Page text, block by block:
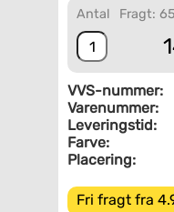
Antal Fragt:
VVS-nummer:
Varenummer:
Leveringstid:
Farve:
Placering:
Fri fragt fra